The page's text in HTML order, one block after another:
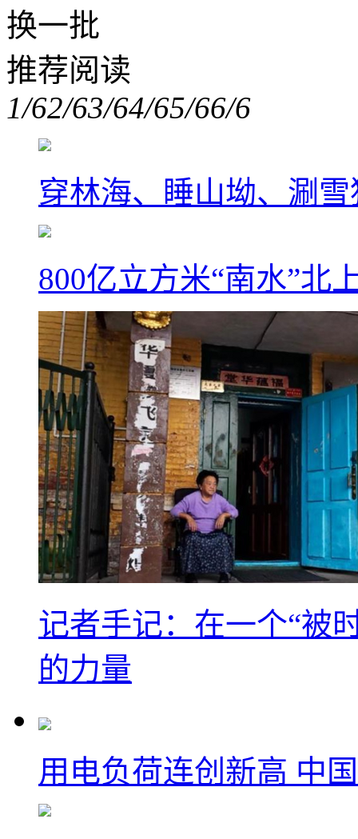
换一批
推荐阅读
1/62/63/64/65/66/6
穿林海、睡山坳、涮
800亿立方米“南水”北
记者手记：在一个“被
的力量
用电负荷连创新高 中